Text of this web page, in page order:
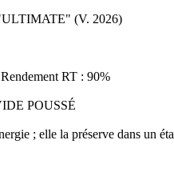
(V. 2026)
RT : 90%
POUSSÉ
; elle la préserve dans un